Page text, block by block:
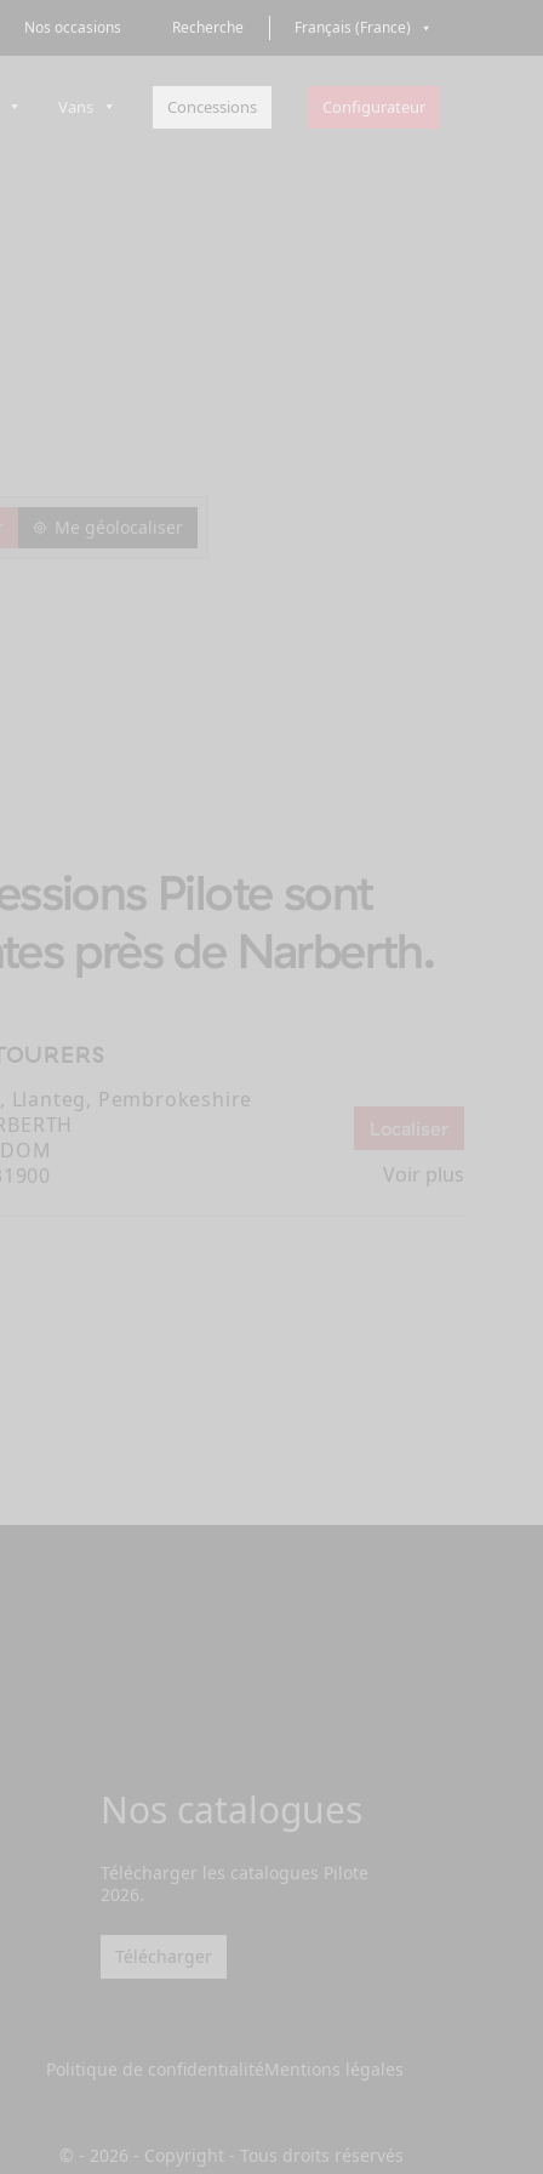
Nos occasions Recherche Français (France)
Vans Concessions Configurateur
Vans
aménagé Pilote,
pour s’adapter à
Me géolocaliser
Pilote sont
près de Narberth.
Llanteg, Pembrokeshire
Voir plus
Nos catalogues
Télécharger les catalogues Pilote
2026.
Télécharger
Politique de confidentialitéMentions légales
© - 2026 - Copyright - Tous droits réservés